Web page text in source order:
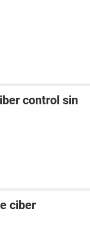
control sin
ciber